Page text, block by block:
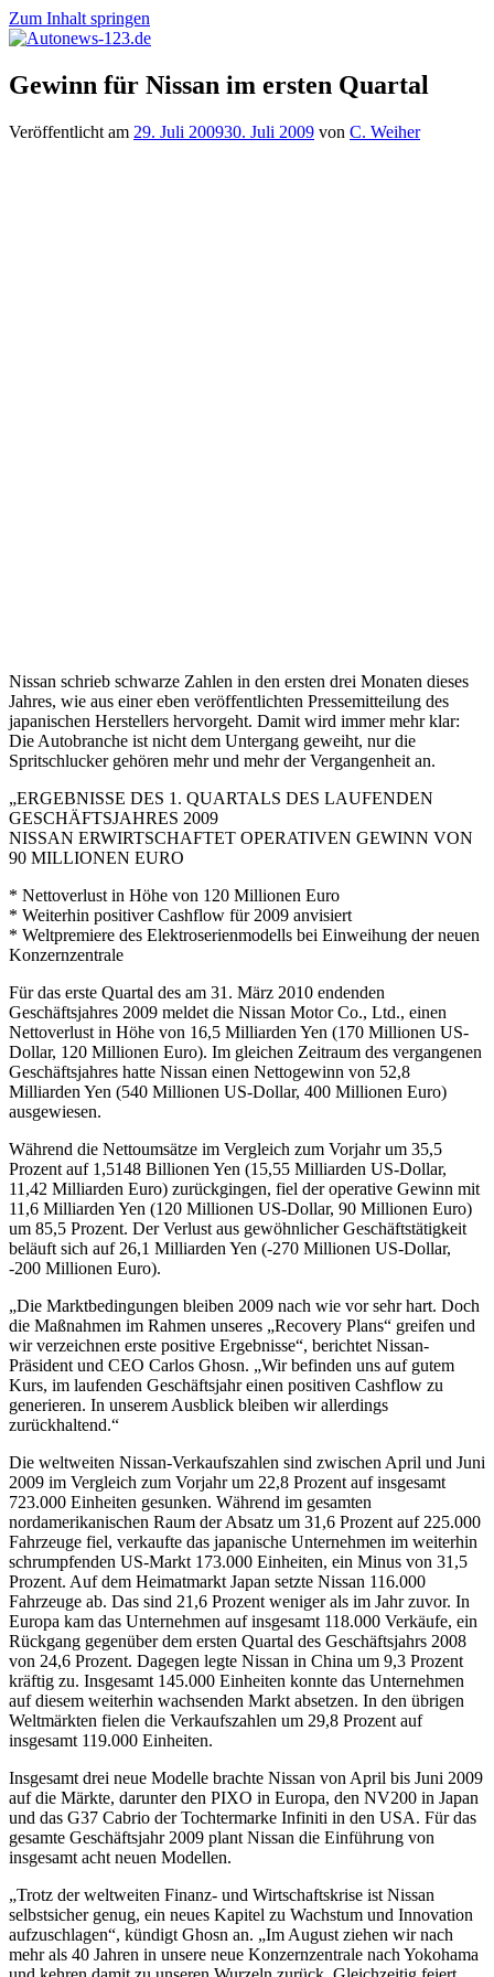
Zum Inhalt springen
Autonews-
123.de
Autonews
mit
Gewinn für Nissan im ersten Quartal
Veröffentlicht am 29. Juli 200930. Juli 2009 von C. Weiher
Nissan schrieb schwarze Zahlen in den ersten drei Monaten dieses
Jahres, wie aus einer eben veröffentlichten Pressemitteilung des
japanischen Herstellers hervorgeht. Damit wird immer mehr klar:
Die Autobranche ist nicht dem Untergang geweiht, nur die
Spritschlucker gehören mehr und mehr der Vergangenheit an.
„ERGEBNISSE DES 1. QUARTALS DES LAUFENDEN
GESCHÄFTSJAHRES 2009
NISSAN ERWIRTSCHAFTET OPERATIVEN GEWINN VON
90 MILLIONEN EURO
* Nettoverlust in Höhe von 120 Millionen Euro
* Weiterhin positiver Cashflow für 2009 anvisiert
* Weltpremiere des Elektroserienmodells bei Einweihung der neuen
Konzernzentrale
Für das erste Quartal des am 31. März 2010 endenden
Geschäftsjahres 2009 meldet die Nissan Motor Co., Ltd., einen
Nettoverlust in Höhe von 16,5 Milliarden Yen (170 Millionen US-
Dollar, 120 Millionen Euro). Im gleichen Zeitraum des vergangenen
Geschäftsjahres hatte Nissan einen Nettogewinn von 52,8
Milliarden Yen (540 Millionen US-Dollar, 400 Millionen Euro)
ausgewiesen.
Während die Nettoumsätze im Vergleich zum Vorjahr um 35,5
Prozent auf 1,5148 Billionen Yen (15,55 Milliarden US-Dollar,
11,42 Milliarden Euro) zurückgingen, fiel der operative Gewinn mit
11,6 Milliarden Yen (120 Millionen US-Dollar, 90 Millionen Euro)
um 85,5 Prozent. Der Verlust aus gewöhnlicher Geschäftstätigkeit
beläuft sich auf 26,1 Milliarden Yen (-270 Millionen US-Dollar,
-200 Millionen Euro).
„Die Marktbedingungen bleiben 2009 nach wie vor sehr hart. Doch
die Maßnahmen im Rahmen unseres „Recovery Plans“ greifen und
wir verzeichnen erste positive Ergebnisse“, berichtet Nissan-
Präsident und CEO Carlos Ghosn. „Wir befinden uns auf gutem
Kurs, im laufenden Geschäftsjahr einen positiven Cashflow zu
generieren. In unserem Ausblick bleiben wir allerdings
zurückhaltend.“
Die weltweiten Nissan-Verkaufszahlen sind zwischen April und Juni
2009 im Vergleich zum Vorjahr um 22,8 Prozent auf insgesamt
723.000 Einheiten gesunken. Während im gesamten
nordamerikanischen Raum der Absatz um 31,6 Prozent auf 225.000
Fahrzeuge fiel, verkaufte das japanische Unternehmen im weiterhin
schrumpfenden US-Markt 173.000 Einheiten, ein Minus von 31,5
Prozent. Auf dem Heimatmarkt Japan setzte Nissan 116.000
Fahrzeuge ab. Das sind 21,6 Prozent weniger als im Jahr zuvor. In
Europa kam das Unternehmen auf insgesamt 118.000 Verkäufe, ein
Rückgang gegenüber dem ersten Quartal des Geschäftsjahrs 2008
von 24,6 Prozent. Dagegen legte Nissan in China um 9,3 Prozent
kräftig zu. Insgesamt 145.000 Einheiten konnte das Unternehmen
auf diesem weiterhin wachsenden Markt absetzen. In den übrigen
Weltmärkten fielen die Verkaufszahlen um 29,8 Prozent auf
insgesamt 119.000 Einheiten.
Insgesamt drei neue Modelle brachte Nissan von April bis Juni 2009
auf die Märkte, darunter den PIXO in Europa, den NV200 in Japan
und das G37 Cabrio der Tochtermarke Infiniti in den USA. Für das
gesamte Geschäftsjahr 2009 plant Nissan die Einführung von
insgesamt acht neuen Modellen.
„Trotz der weltweiten Finanz- und Wirtschaftskrise ist Nissan
selbstsicher genug, ein neues Kapitel zu Wachstum und Innovation
aufzuschlagen“, kündigt Ghosn an. „Im August ziehen wir nach
mehr als 40 Jahren in unsere neue Konzernzentrale nach Yokohama